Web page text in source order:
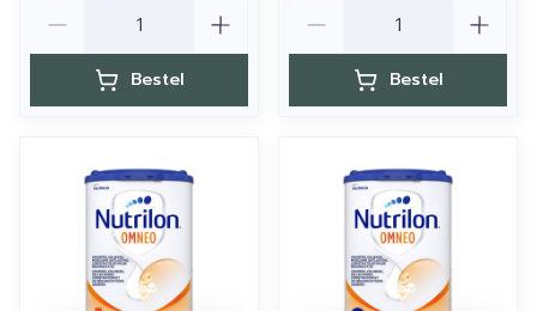
Bestel Bestel